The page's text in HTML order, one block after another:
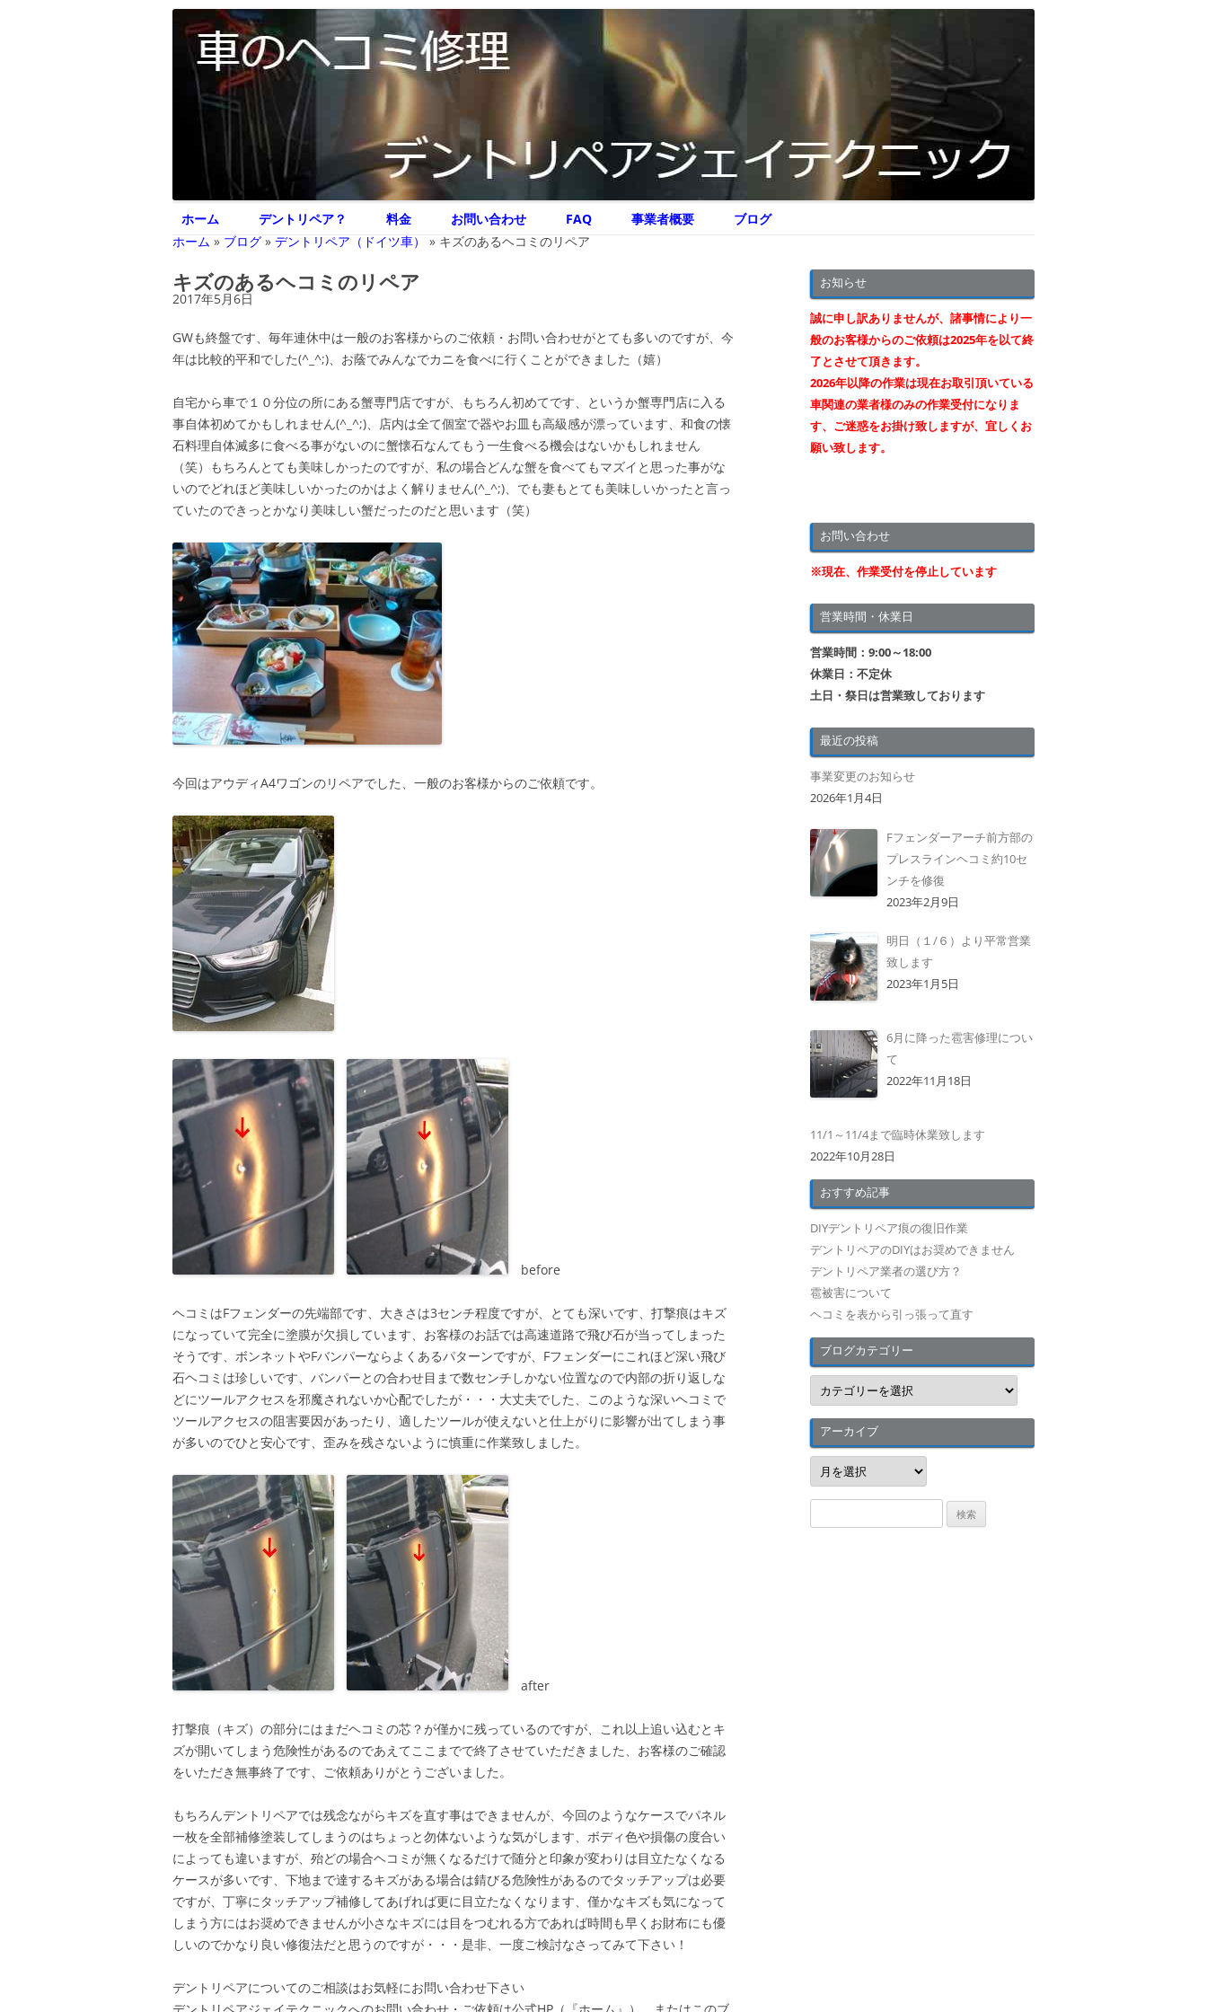
デントリペア ジェイテクニック
車のヘコミ修理専門 神奈川県横浜市 デントリペア ジェイテクニック
ホーム デントリペア？ 料金 お問い合わせ FAQ 事業者概要
ブログ
ホーム » ブログ » デントリペア（ドイツ車） » キズのあるヘコミのリペア
キズのあるヘコミのリペア
2017年5月6日
GWも終盤です、毎年連休中は一般のお客様からのご依頼・お問い合わせがとても多いのですが、今
年は比較的平和でした(^_^;)、お蔭でみんなでカニを食べに行くことができました（嬉）
自宅から車で１０分位の所にある蟹専門店ですが、もちろん初めてです、というか蟹専門店に入る
事自体初めてかもしれません(^_^;)、店内は全て個室で器やお皿も高級感が漂っています、和食の懐
石料理自体滅多に食べる事がないのに蟹懐石なんてもう一生食べる機会はないかもしれません
（笑）もちろんとても美味しかったのですが、私の場合どんな蟹を食べてもマズイと思った事がな
いのでどれほど美味しいかったのかはよく解りません(^_^;)、でも妻もとても美味しいかったと言っ
ていたのできっとかなり美味しい蟹だったのだと思います（笑）
今回はアウディA4ワゴンのリペアでした、一般のお客様からのご依頼です。
before
ヘコミはFフェンダーの先端部です、大きさは3センチ程度ですが、とても深いです、打撃痕はキズ
になっていて完全に塗膜が欠損しています、お客様のお話では高速道路で飛び石が当ってしまった
そうです、ボンネットやFバンパーならよくあるパターンですが、Fフェンダーにこれほど深い飛び
石ヘコミは珍しいです、バンパーとの合わせ目まで数センチしかない位置なので内部の折り返しな
どにツールアクセスを邪魔されないか心配でしたが・・・大丈夫でした、このような深いヘコミで
ツールアクセスの阻害要因があったり、適したツールが使えないと仕上がりに影響が出てしまう事
が多いのでひと安心です、歪みを残さないように慎重に作業致しました。
after
打撃痕（キズ）の部分にはまだヘコミの芯？が僅かに残っているのですが、これ以上追い込むとキ
ズが開いてしまう危険性があるのであえてここまでで終了させていただきました、お客様のご確認
をいただき無事終了です、ご依頼ありがとうございました。
もちろんデントリペアでは残念ながらキズを直す事はできませんが、今回のようなケースでパネル
一枚を全部補修塗装してしまうのはちょっと勿体ないような気がします、ボディ色や損傷の度合い
によっても違いますが、殆どの場合ヘコミが無くなるだけで随分と印象が変わりは目立たなくなる
ケースが多いです、下地まで達するキズがある場合は錆びる危険性があるのでタッチアップは必要
ですが、丁寧にタッチアップ補修してあげれば更に目立たなくなります、僅かなキズも気になって
しまう方にはお奨めできませんが小さなキズには目をつむれる方であれば時間も早くお財布にも優
しいのでかなり良い修復法だと思うのですが・・・是非、一度ご検討なさってみて下さい！
デントリペアについてのご相談はお気軽にお問い合わせ下さい
お知らせ
誠に申し訳ありませんが、諸事情により一
般のお客様からのご依頼は2025年を以て終
了とさせて頂きます。
2026年以降の作業は現在お取引頂いている
車関連の業者様のみの作業受付になりま
す、ご迷惑をお掛け致しますが、宜しくお
願い致します。
お問い合わせ
※現在、作業受付を停止しています
営業時間・休業日
営業時間：9:00～18:00
休業日：不定休
土日・祭日は営業致しております
最近の投稿
事業変更のお知らせ
2026年1月4日
Fフェンダーアーチ前方部の
プレスラインヘコミ約10セ
ンチを修復
2023年2月9日
明日（１/６）より平常営業
致します
2023年1月5日
6月に降った雹害修理につい
て
2022年11月18日
11/1～11/4まで臨時休業致します
2022年10月28日
おすすめ記事
DIYデントリペア痕の復旧作業
デントリペアのDIYはお奨めできません
デントリペア業者の選び方？
雹被害について
ヘコミを表から引っ張って直す
ブログカテゴリー
ブ
ロ
グ
カ
テ
ゴ
リ
アーカイブ
ア
ー
カ
イ
索